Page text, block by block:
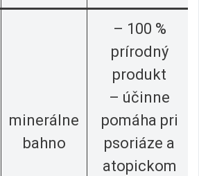
minerálne
bahno
– 100 %
prírodný
produkt
– účinne
pomáha pri
psoriáze a
atopickom